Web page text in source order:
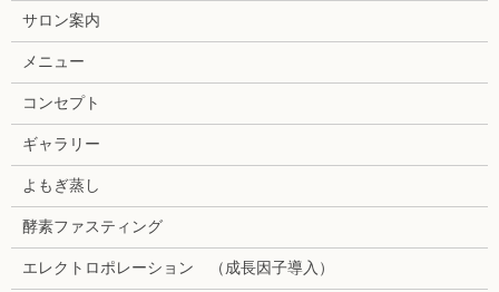
サロン案内
メニュー
コンセプト
ギャラリー
よもぎ蒸し
酵素ファスティング
エレクトロポレーション （成長因子導入）